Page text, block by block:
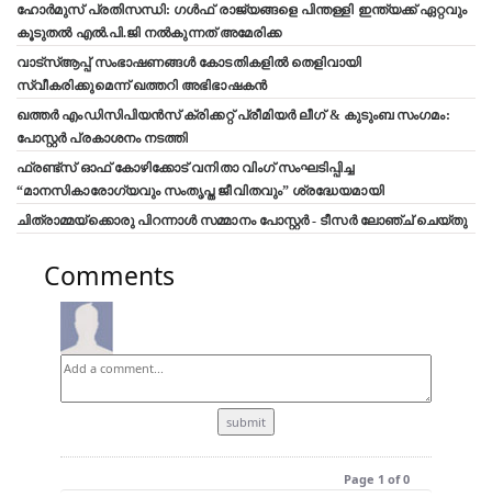
ഹോർമുസ് പ്രതിസന്ധി: ഗൾഫ് രാജ്യങ്ങളെ പിന്തള്ളി ഇന്ത്യക്ക് ഏറ്റവും
കൂടുതൽ എൽ.പി.ജി നൽകുന്നത് അമേരിക്ക
വാട്‌സ്ആപ്പ് സംഭാഷണങ്ങൾ കോടതികളിൽ തെളിവായി
സ്വീകരിക്കുമെന്ന് ഖത്തറി അഭിഭാഷകൻ
ഖത്തർ എംഡിസിപിയൻസ് ക്രിക്കറ്റ് പ്രീമിയർ ലീഗ് & കുടുംബ സംഗമം:
പോസ്റ്റർ പ്രകാശനം നടത്തി
ഫ്രണ്ട്സ് ഓഫ് കോഴിക്കോട് വനിതാ വിംഗ് സംഘടിപ്പിച്ച
“മാനസികാരോഗ്യവും സംതൃപ്ത ജീവിതവും” ശ്രദ്ധേയമായി
ചിത്രാമ്മയ്ക്കൊരു പിറന്നാൾ സമ്മാനം പോസ്റ്റർ - ടീസർ ലോഞ്ച് ചെയ്തു
Comments
Page 1 of 0